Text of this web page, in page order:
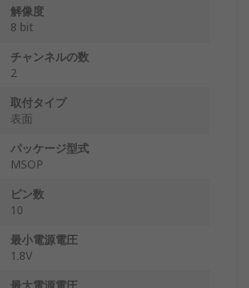
解像度
8 bit
チャンネルの数
2
取付タイプ
表面
パッケージ型式
MSOP
ピン数
10
最小電源電圧
1.8V